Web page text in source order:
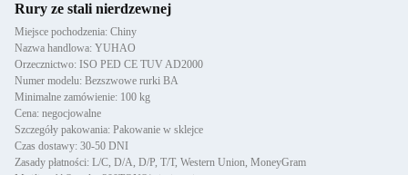
Rury ze stali nierdzewnej
Miejsce pochodzenia: Chiny
Nazwa handlowa: YUHAO
Orzecznictwo: ISO PED CE TUV AD2000
Numer modelu: Bezszwowe rurki BA
Minimalne zamówienie: 100 kg
Cena: negocjowalne
Szczegóły pakowania: Pakowanie w sklejce
Czas dostawy: 30-50 DNI
Zasady płatności: L/C, D/A, D/P, T/T, Western Union, MoneyGram